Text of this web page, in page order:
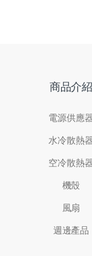
商品介紹
電源供應
水冷散熱
空冷散熱
機殼
風扇
週邊產品